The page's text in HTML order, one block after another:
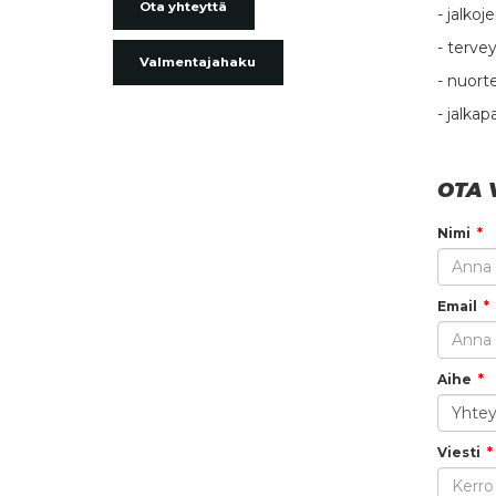
Ota yhteyttä
Valmentajahaku
-
-
-
-
OTA
Nimi
Email
Aihe
Viesti